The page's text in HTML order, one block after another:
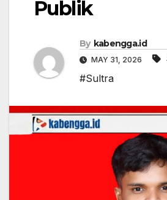
Publik
By kabengga.id
MAY 31, 2026
#Sultra